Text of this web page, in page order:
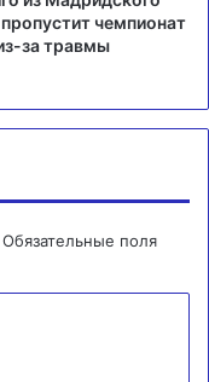
чемпионат
за травмы
Обязательные поля